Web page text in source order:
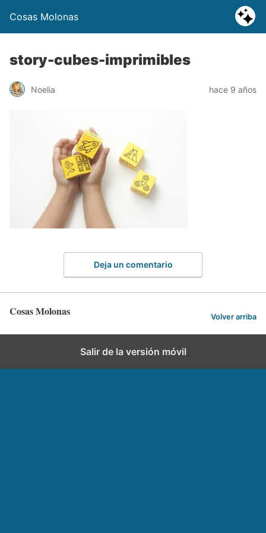
Cosas Molonas
story-cubes-imprimibles
Noelia hace 9 años
Deja un comentario
Cosas Molonas Volver arriba
Salir de la versión móvil